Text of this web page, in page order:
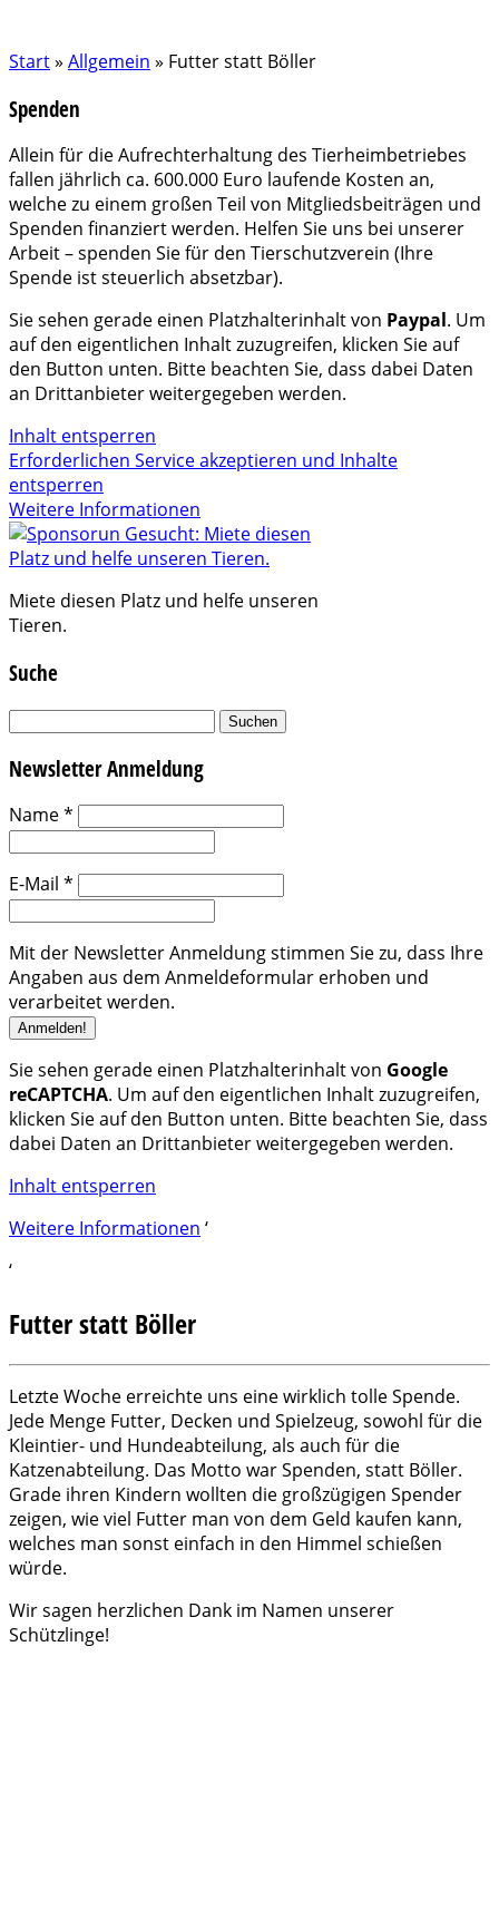
Start» Allgemein » Futter statt Böller
Spenden
Allein für die Aufrechterhaltung des Tierheimbetriebes
fallen jährlich ca. 600.000 Euro laufende Kosten an,
welche zu einem großen Teil von Mitgliedsbeiträgen und
Spenden finanziert werden. Helfen Sie uns bei unserer
Arbeit – spenden Sie für den Tierschutzverein (Ihre
Spende ist steuerlich absetzbar).
Sie sehen gerade einen Platzhalterinhalt von Paypal. Um
auf den eigentlichen Inhalt zuzugreifen, klicken Sie auf
den Button unten. Bitte beachten Sie, dass dabei Daten
an Drittanbieter weitergegeben werden.
Inhalt entsperren
Erforderlichen Service akzeptieren und Inhalte
entsperren
Weitere Informationen
Miete diesen Platz und helfe unseren
Tieren.
Suche
Suchen
Newsletter Anmeldung
Name*
E-Mail *
Mit der Newsletter Anmeldung stimmen Sie zu, dass Ihre
Angaben aus dem Anmeldeformular erhoben und
verarbeitet werden.
Sie sehen gerade einen Platzhalterinhalt von Google
reCAPTCHA. Um auf den eigentlichen Inhalt zuzugreifen,
klicken Sie auf den Button unten. Bitte beachten Sie, dass
dabei Daten an Drittanbieter weitergegeben werden.
Inhalt entsperren
Weitere Informationen ‘
‘
Futter statt Böller
Letzte Woche erreichte uns eine wirklich tolle Spende.
Jede Menge Futter, Decken und Spielzeug, sowohl für die
Kleintier- und Hundeabteilung, als auch für die
Katzenabteilung. Das Motto war Spenden, statt Böller.
Grade ihren Kindern wollten die großzügigen Spender
zeigen, wie viel Futter man von dem Geld kaufen kann,
welches man sonst einfach in den Himmel schießen
würde.
Wir sagen herzlichen Dank im Namen unserer
Schützlinge!